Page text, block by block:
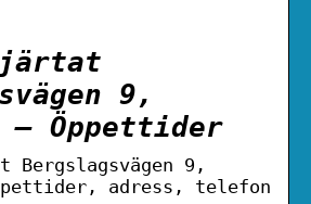
9,
– Öppettider
Bergslagsvägen 9,
adress, telefon